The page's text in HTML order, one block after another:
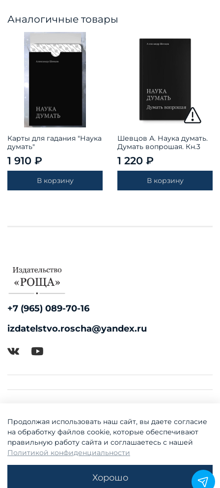
Аналогичные товары
Карты для гадания "Наука
думать"
1 910 ₽
В корзину
Шевцов А. Наука думать.
Думать вопрошая. Кн.3
1 220 ₽
В корзину
+7 (965) 089-70-16
izdatelstvo.roscha@yandex.ru
Продолжая использовать наш сайт, вы даете согласие
на обработку файлов cookie, которые обеспечивают
правильную работу сайта и соглашаетесь с нашей
Политикой конфиденциальности
Хорошо